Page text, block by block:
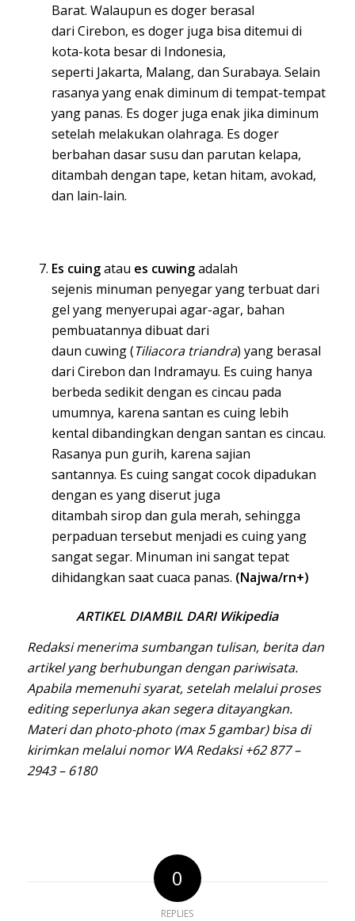
Barat. Walaupun es doger berasal
dari Cirebon, es doger juga bisa ditemui di
kota-kota besar di Indonesia,
seperti Jakarta, Malang, dan Surabaya. Selain
rasanya yang enak diminum di tempat-tempat
yang panas. Es doger juga enak jika diminum
setelah melakukan olahraga. Es doger
berbahan dasarsusu dan parutan kelapa,
ditambah dengan tape, ketan hitam, avokad,
dan lain-lain.
Es cuingatau es cuwingadalah
sejenis minuman penyegar yang terbuat dari
gel yang menyerupai agar-agar, bahan
pembuatannya dibuat dari
daun cuwing(Tiliacora triandra) yang berasal
dari Cirebon dan Indramayu. Es cuing hanya
berbeda sedikit dengan es cincau pada
umumnya, karena santan es cuing lebih
kental dibandingkan dengan santan es cincau.
Rasanya pun gurih, karena sajian
santannya. Es cuing sangat cocok dipadukan
dengan es yang diserut juga
ditambah sirop dan gula merah, sehingga
perpaduan tersebut menjadi es cuing yang
sangat segar. Minuman ini sangat tepat
dihidangkan saat cuaca panas. (Najwa/rn+)
ARTIKEL DIAMBIL DARI Wikipedia
Redaksi menerima sumbangan tulisan, berita dan
artikel yang berhubungan dengan pariwisata.
Apabila memenuhi syarat, setelah melalui proses
editing seperlunya akan segera ditayangkan.
Materi dan photo-photo (max 5 gambar) bisa di
kirimkan melalui nomor WA Redaksi +62 877 –
2943 – 6180
0
REPLIES